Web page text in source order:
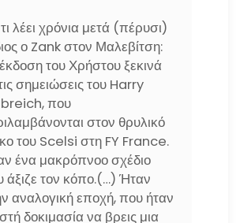
λέει χρόνια μετά (πέρυσι)
ο Zank στον Μαλεβίτση:
του Χρήστου ξεκινά
σημειώσεις του Harry
που
στον θρυλικό
του Scelsi στη FY France.
ένα μακρόπνοο σχέδιο
άξιζε τον κόπο.(…) Ήταν
αναλογική εποχή, που ήταν
δοκιμασία να βρεις μια